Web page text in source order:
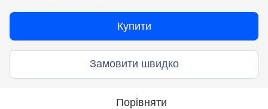
Купити
Замовити швидко
Порівняти